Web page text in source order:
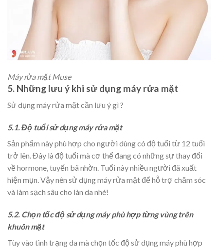
Máy rửa mặt Muse
5. Những lưu ý khi sử dụng máy rửa mặt
Sử dụng máy rửa mặt cần lưu ý gì ?
5.1. Độ tuổi sử dụng máy rửa mặt
Sản phẩm này phù hợp cho người dùng có độ tuổi từ 12 tuổi
trở lên. Đây là độ tuổi mà cơ thể đang có những sự thay đổi
về hormone, tuyến bã nhờn. Tuổi này nhiều người đã xuất
hiện mụn. Vậy nên sử dụng máy rửa mặt để hỗ trợ chăm sóc
và làm sạch sâu cho làn da nhé!
5.2. Chọn tốc độ sử dụng máy phù hợp từng vùng trên
khuôn mặt
Tùy vào tình trạng da mà chọn tốc độ sử dụng máy phù hợp